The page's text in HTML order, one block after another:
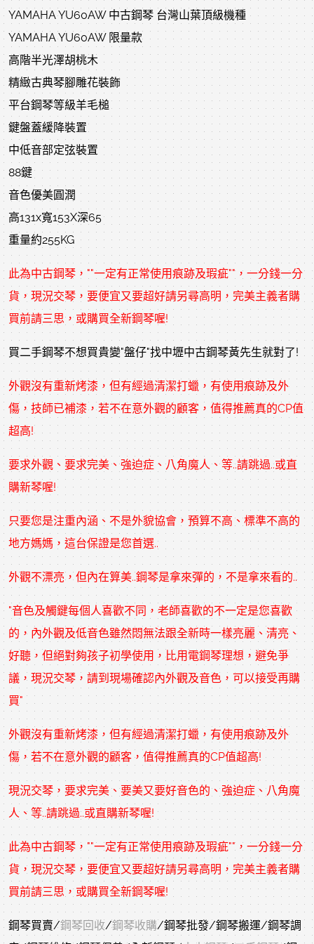
YAMAHA YU60AW 中古鋼琴 台灣山葉頂級機種
YAMAHA YU60AW 限量款
高階半光澤胡桃木
精緻古典琴腳雕花裝飾
平台鋼琴等級羊毛槌
鍵盤蓋緩降裝置
中低音部定弦裝置
88鍵
音色優美圓潤
高131x寬153X深65
重量約255KG
此為中古鋼琴 ，""一定有正常使用痕跡及瑕疵""，一分錢一分
貨，現況交琴，要便宜又要超好請另尋高明，完美主義者購
買前請三思，或購買全新鋼琴喔!
買二手鋼琴不想買貴變"盤仔"找中壢中古鋼琴黃先生就對了!
外觀沒有重新烤漆，但有經過清潔打蠟，有使用痕跡及外
傷，技師已補漆，若不在意外觀的顧客，值得推薦真的CP值
超高!
要求外觀、要求完美、強迫症、八角魔人、等..請跳過..或直
購新琴喔!
只要您是注重內涵、不是外貌協會，預算不高、標準不高的
地方媽媽，這台保證是您首選..
外觀不漂亮，但內在算美..鋼琴是拿來彈的，不是拿來看的..
"音色及觸鍵每個人喜歡不同，老師喜歡的不一定是您喜歡
的，內外觀及低音色雖然悶無法跟全新時一樣亮麗、清亮、
好聽，但絕對夠孩子初學使用，比用電鋼琴理想，避免爭
議，現況交琴，請到現場確認內外觀及音色，可以接受再購
買"
外觀沒有重新烤漆，但有經過清潔打蠟，有使用痕跡及外
傷，若不在意外觀的顧客，值得推薦真的CP值超高!
現況交琴，要求完美、要美又要好音色的、強迫症、八角魔
人、等..請跳過..或直購新琴喔!
此為中古鋼琴 ，""一定有正常使用痕跡及瑕疵""，一分錢一分
貨，現況交琴，要便宜又要超好請另尋高明，完美主義者購
買前請三思，或購買全新鋼琴喔!
鋼琴買賣/鋼琴回收/鋼琴收購/鋼琴批發/鋼琴搬運/鋼琴調